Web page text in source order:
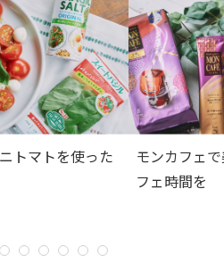
トマトを使った
モンカフェ
フェ時間を